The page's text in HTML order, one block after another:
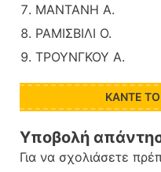
ΜΑΝΤΑΝΗ Α.
ΡΑΜΙΣΒΙΛΙ Ο.
ΤΡΟΥΝΓΚΟΥ Α.
ΚΆΝΤΕ
Υποβολή
Για να σχολιάσετε